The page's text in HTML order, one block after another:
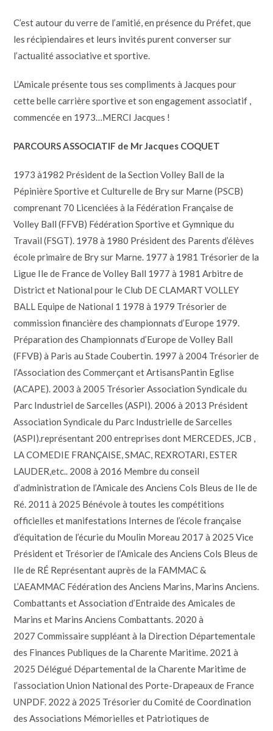
C’est autour du verre de l’amitié, en présence du Préfet, que
les récipiendaires et leurs invités purent converser sur
l’actualité associative et sportive.
L’Amicale présente tous ses compliments à Jacques pour
cette belle carrière sportive et son engagement associatif ,
commencée en 1973…MERCI Jacques !
PARCOURS ASSOCIATIF de Mr Jacques COQUET
1973 à1982 Président de la Section Volley Ball de la
Pépinière Sportive et Culturelle de Bry sur Marne (PSCB)
comprenant 70 Licenciées à la Fédération Française de
Volley Ball (FFVB) Fédération Sportive et Gymnique du
Travail (FSGT). 1978 à 1980 Président des Parents d’élèves
école primaire de Bry sur Marne. 1977 à 1981 Trésorier de la
Ligue Ile de France de Volley Ball 1977 à 1981 Arbitre de
District et National pour le Club DE CLAMART VOLLEY
BALL Equipe de National 1 1978 à 1979 Trésorier de
commission financière des championnats d’Europe 1979.
Préparation des Championnats d’Europe de Volley Ball
(FFVB) à Paris au Stade Coubertin. 1997 à 2004 Trésorier de
l’Association des Commerçant et ArtisansPantin Eglise
(ACAPE). 2003 à 2005 Trésorier Association Syndicale du
Parc Industriel de Sarcelles (ASPI). 2006 à 2013 Président
Association Syndicale du Parc Industrielle de Sarcelles
(ASPI).représentant 200 entreprises dont MERCEDES, JCB ,
LA COMEDIE FRANÇAISE, SMAC, REXROTARI, ESTER
LAUDER,etc.. 2008 à 2016 Membre du conseil
d’administration de l’Amicale des Anciens Cols Bleus de Ile de
Ré. 2011 à 2025 Bénévole à toutes les compétitions
officielles et manifestations Internes de l’école française
d’équitation de l’écurie du Moulin Moreau 2017 à 2025 Vice
Président et Trésorier de l’Amicale des Anciens Cols Bleus de
Ile de RÉ Représentant auprès de la FAMMAC &
L’AEAMMAC Fédération des Anciens Marins, Marins Anciens.
Combattants et Association d’Entraide des Amicales de
Marins et Marins Anciens Combattants. 2020 à
2027 Commissaire suppléant à la Direction Départementale
des Finances Publiques de la Charente Maritime. 2021 à
2025 Délégué Départemental de la Charente Maritime de
l’association Union National des Porte-Drapeaux de France
UNPDF. 2022 à 2025 Trésorier du Comité de Coordination
des Associations Mémorielles et Patriotiques de